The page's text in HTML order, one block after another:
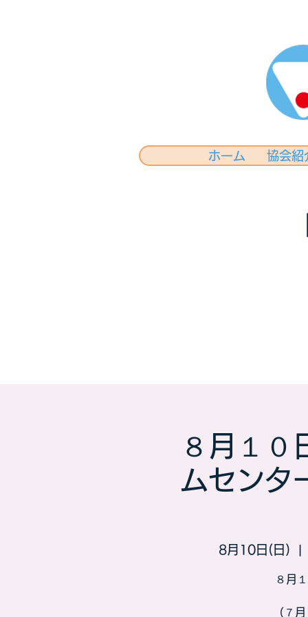
ホーム 協会紹
８月１０
ムセンタ
8月10日(日)
８月
（７